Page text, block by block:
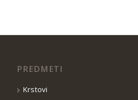
PREDMETI
Krstovi